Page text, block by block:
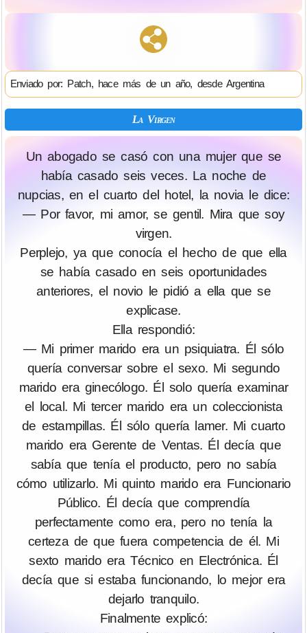
Enviado por: Patch, hace más de un año, desde Argentina
La Virgen
Un abogado se casó con una mujer que se
había casado seis veces. La noche de
nupcias, en el cuarto del hotel, la novia le dice:
— Por favor, mi amor, se gentil. Mira que soy
virgen.
Perplejo, ya que conocía el hecho de que ella
se había casado en seis oportunidades
anteriores, el novio le pidió a ella que se
explicase.
Ella respondió:
— Mi primer marido era un psiquiatra. Él sólo
quería conversar sobre el sеxо. Mi segundo
marido era ginecólogo. Él solo quería examinar
el local. Mi tercer marido era un coleccionista
de estampillas. Él sólo quería lamer. Mi cuarto
marido era Gerente de Ventas. Él decía que
sabía que tenía el producto, pero no sabía
cómo utilizarlo. Mi quinto marido era Funcionario
Público. Él decía que comprendía
perfectamente como era, pero no tenía la
certeza de que fuera competencia de él. Mi
sexto marido era Técnico en Electrónica. Él
decía que si estaba funcionando, lo mejor era
dejarlo tranquilo.
Finalmente explicó: